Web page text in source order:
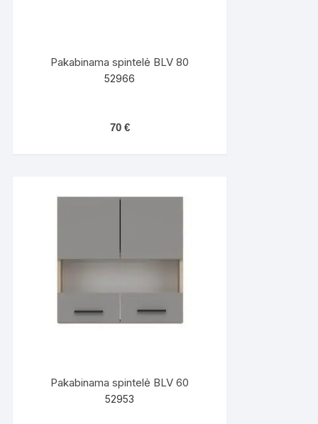
Pakabinama spintelė BLV 80
52966
70 €
Pakabinama spintelė BLV 60
52953